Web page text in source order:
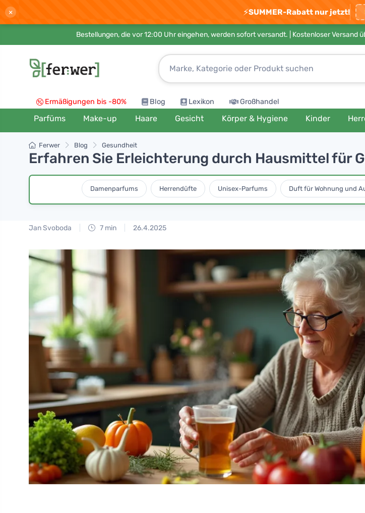
× ⚡SUMMER-Rabatt nur jetzt!
Bestellungen, die vor 12:00 Uhr eingehen, werden sofort versandt. | Kostenloser Versand
Ermäßigungen bis -80% Blog Lexikon Großhandel
Parfüms Make-up Haare Gesicht Körper & Hygiene Kinder
Ferwer Blog Gesundheit
Erfahren Sie Erleichterung durch Hausmittel für
Damenparfums Herrendüfte Unisex-Parfums Duft für Wohnung und
Jan Svoboda 7 min 26.4.2025